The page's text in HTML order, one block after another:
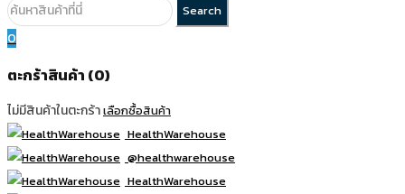
0
ตะกร้าสินค้า (0)
ไม่มีสินค้าในตะกร้าเลือกซื้อสินค้า
HealthWarehouse
@healthwarehouse
HealthWarehouse